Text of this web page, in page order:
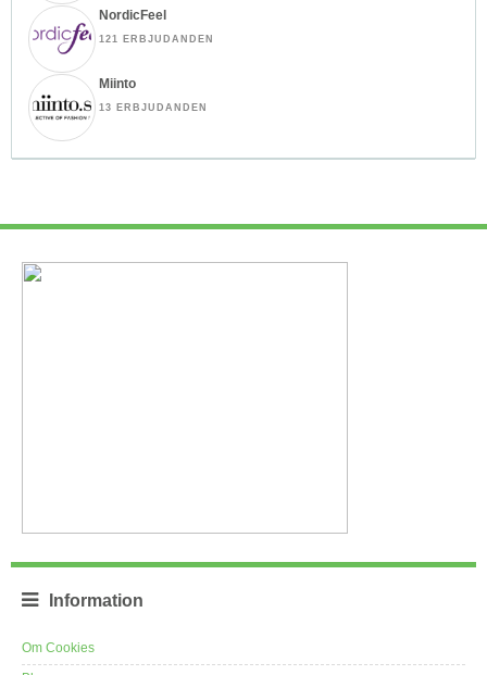
NordicFeel
121 ERBJUDANDEN
Miinto
13 ERBJUDANDEN
Information
Om Cookies